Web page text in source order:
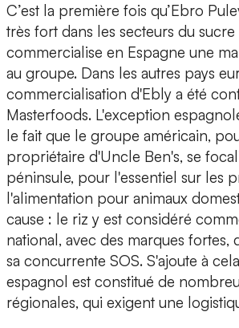
C’est la première fois qu’Ebro
très fort dans les secteurs du sucre
commercialise en Espagne une
au groupe. Dans les autres pays
commercialisation d'Ebly a été
Masterfoods. L'exception
le fait que le groupe américain,
propriétaire d'Uncle Ben's, se
péninsule, pour l'essentiel sur les
l'alimentation pour animaux
cause : le riz y est considéré
national, avec des marques fortes,
sa concurrente SOS. S'ajoute à
espagnol est constitué de
régionales, qui exigent une